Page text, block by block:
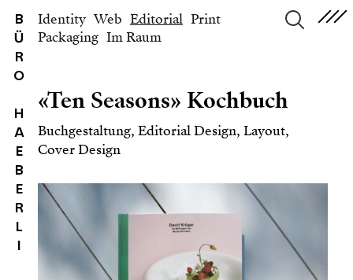
B
Ü
R
O
H
A
E
B
E
R
L
I
Identity Web Editorial Print
Packaging Im Raum
«Ten Seasons» Kochbuch
Buchgestaltung, Editorial Design, Layout,
Cover Design